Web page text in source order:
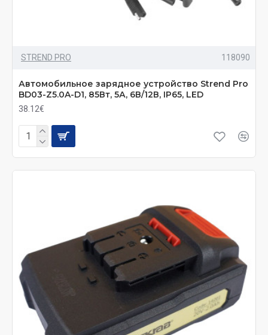
STREND PRO 118090
Автомобильное зарядное устройство Strend Pro
BD03-Z5.0A-D1, 85Вт, 5А, 6В/12В, IP65, LED
38.12€